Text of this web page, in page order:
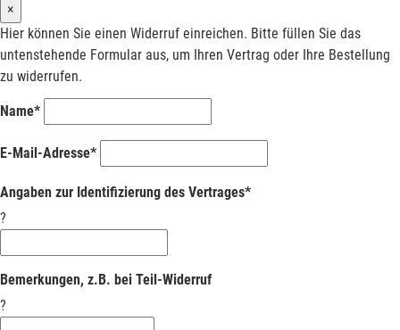
×
Hier können Sie einen Widerruf einreichen. Bitte füllen Sie das
untenstehende Formular aus, um Ihren Vertrag oder Ihre Bestellung
zu widerrufen.
Name*
E-Mail-Adresse*
Angaben zur Identifizierung des Vertrages*
?
Bemerkungen, z.B. bei Teil-Widerruf
?